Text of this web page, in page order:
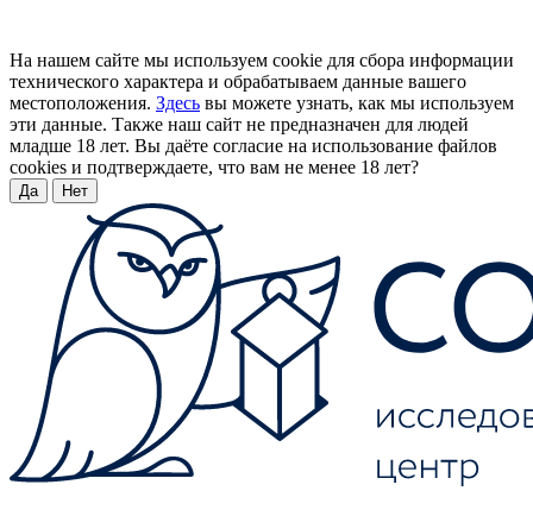
На нашем сайте мы используем cookie для сбора информации
технического характера и обрабатываем данные вашего
местоположения. Здесь вы можете узнать, как мы используем
эти данные. Также наш сайт не предназначен для людей
младше 18 лет. Вы даёте согласие на использование файлов
cookies и подтверждаете, что вам не менее 18 лет?
Да Нет